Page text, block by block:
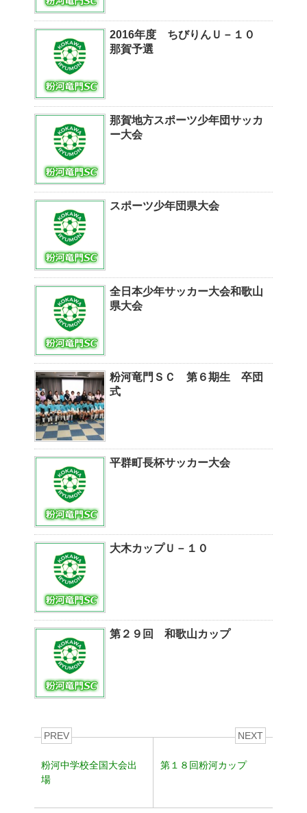
2016年度 ちびりんＵ－１０
那賀予選
那賀地方スポーツ少年団サッカ
ー大会
スポーツ少年団県大会
全日本少年サッカー大会和歌山
県大会
粉河竜門ＳＣ 第６期生 卒団
式
平群町長杯サッカー大会
大木カップＵ－１０
第２９回 和歌山カップ
PREV
粉河中学校全国大会出
場
NEXT
第１８回粉河カップ